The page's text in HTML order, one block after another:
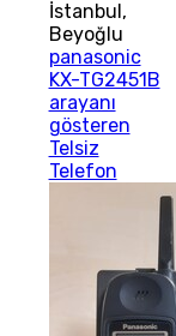
İstanbul ,
Beyoğlu
panasonic
KX-TG2451B
arayanı
gösteren
Telsiz
Telefon